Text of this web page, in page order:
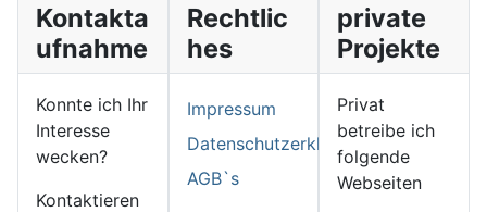
Kontakta
ufnahme
Konnte ich Ihr
Interesse
wecken?
Kontaktieren
Rechtlic
hes
Impressum
Datenschutzerklärung
AGB`s
private
Projekte
Privat
betreibe ich
folgende
Webseiten